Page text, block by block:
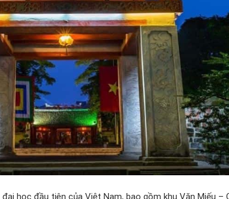
học đầu tiên của Việt Nam, bao gồm khu Văn Miếu –